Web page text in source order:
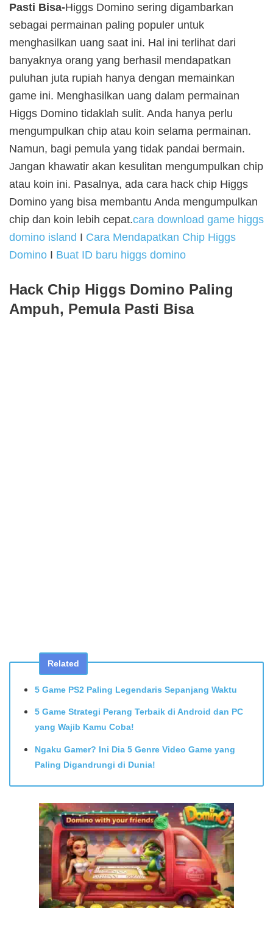
Pasti Bisa-Higgs Domino sering digambarkan
sebagai permainan paling populer untuk
menghasilkan uang saat ini. Hal ini terlihat dari
banyaknya orang yang berhasil mendapatkan
puluhan juta rupiah hanya dengan memainkan
game ini. Menghasilkan uang dalam permainan
Higgs Domino tidaklah sulit. Anda hanya perlu
mengumpulkan chip atau koin selama permainan.
Namun, bagi pemula yang tidak pandai bermain.
Jangan khawatir akan kesulitan mengumpulkan chip
atau koin ini. Pasalnya, ada cara hack chip Higgs
Domino yang bisa membantu Anda mengumpulkan
chip dan koin lebih cepat.cara download game higgs
domino island I Cara Mendapatkan Chip Higgs
Domino I Buat ID baru higgs domino
Hack Chip Higgs Domino Paling
Ampuh, Pemula Pasti Bisa
Related
5 Game PS2 Paling Legendaris Sepanjang Waktu
5 Game Strategi Perang Terbaik di Android dan PC
yang Wajib Kamu Coba!
Ngaku Gamer? Ini Dia 5 Genre Video Game yang
Paling Digandrungi di Dunia!